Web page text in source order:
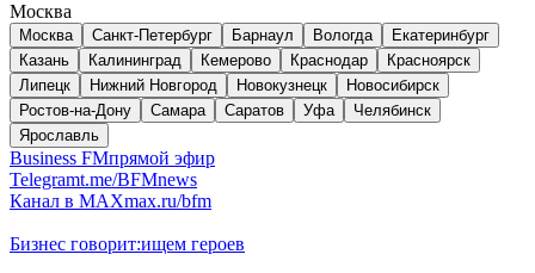
Москва
Москва Санкт-Петербург Барнаул Вологда
Екатеринбург
Казань
Калининград Кемерово Краснодар
Красноярск
Липецк
Нижний Новгород Новокузнецк
Новосибирск
Ростов-на-Дону
Самара Саратов Уфа
Челябинск
Ярославль
Business FMпрямой эфир
Telegramt.me/BFMnews
Канал в MAXmax.ru/bfm
Бизнес говорит:ищем героев